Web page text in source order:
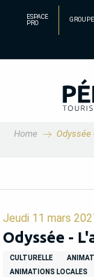
principal
ESPACE
PRO
Home Odyssée
Jeudi 11 mars
Odyssée -
CULTURELLE
ANIMATIONS LOCALES